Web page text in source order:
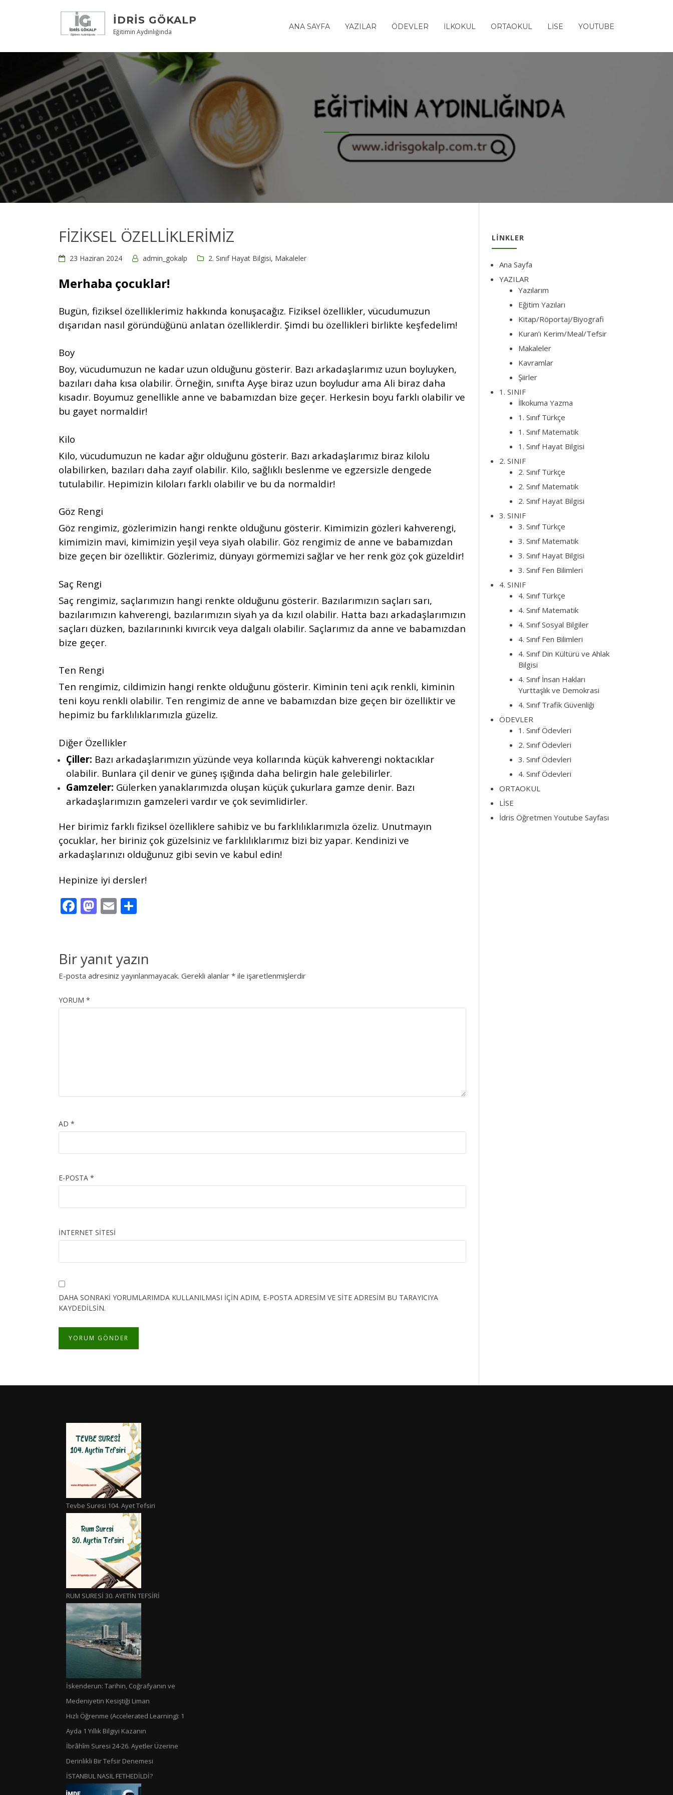
İDRIS GÖKALP
Eğitimin Aydınlığında
ANA SAYFA YAZILAR ÖDEVLER İLKOKUL ORTAOKUL LİSE YOUTUBE
FİZİKSEL ÖZELLİKLERİMİZ
23 Haziran 2024 admin_gokalp 2. Sınıf Hayat Bilgisi, Makaleler
Merhaba çocuklar!
Bugün, fiziksel özelliklerimiz hakkında konuşacağız. Fiziksel özellikler, vücudumuzun
dışarıdan nasıl göründüğünü anlatan özelliklerdir. Şimdi bu özellikleri birlikte keşfedelim!
Boy
Boy, vücudumuzun ne kadar uzun olduğunu gösterir. Bazı arkadaşlarımız uzun boyluyken,
bazıları daha kısa olabilir. Örneğin, sınıfta Ayşe biraz uzun boyludur ama Ali biraz daha
kısadır. Boyumuz genellikle anne ve babamızdan bize geçer. Herkesin boyu farklı olabilir ve
bu gayet normaldir!
Kilo
Kilo, vücudumuzun ne kadar ağır olduğunu gösterir. Bazı arkadaşlarımız biraz kilolu
olabilirken, bazıları daha zayıf olabilir. Kilo, sağlıklı beslenme ve egzersizle dengede
tutulabilir. Hepimizin kiloları farklı olabilir ve bu da normaldir!
Göz Rengi
Göz rengimiz, gözlerimizin hangi renkte olduğunu gösterir. Kimimizin gözleri kahverengi,
kimimizin mavi, kimimizin yeşil veya siyah olabilir. Göz rengimiz de anne ve babamızdan
bize geçen bir özelliktir. Gözlerimiz, dünyayı görmemizi sağlar ve her renk göz çok güzeldir!
Saç Rengi
Saç rengimiz, saçlarımızın hangi renkte olduğunu gösterir. Bazılarımızın saçları sarı,
bazılarımızın kahverengi, bazılarımızın siyah ya da kızıl olabilir. Hatta bazı arkadaşlarımızın
saçları düzken, bazılarınınki kıvırcık veya dalgalı olabilir. Saçlarımız da anne ve babamızdan
bize geçer.
Ten Rengi
Ten rengimiz, cildimizin hangi renkte olduğunu gösterir. Kiminin teni açık renkli, kiminin
teni koyu renkli olabilir. Ten rengimiz de anne ve babamızdan bize geçen bir özelliktir ve
hepimiz bu farklılıklarımızla güzeliz.
Diğer Özellikler
Çiller: Bazı arkadaşlarımızın yüzünde veya kollarında küçük kahverengi noktacıklar
olabilir. Bunlara çil denir ve güneş ışığında daha belirgin hale gelebilirler.
Gamzeler: Gülerken yanaklarımızda oluşan küçük çukurlara gamze denir. Bazı
arkadaşlarımızın gamzeleri vardır ve çok sevimlidirler.
Her birimiz farklı fiziksel özelliklere sahibiz ve bu farklılıklarımızla özeliz. Unutmayın
çocuklar, her biriniz çok güzelsiniz ve farklılıklarımız bizi biz yapar. Kendinizi ve
arkadaşlarınızı olduğunuz gibi sevin ve kabul edin!
Hepinize iyi dersler!
Facebook
Mastodon
Email
Bir yanıt yazın
E-posta adresiniz yayınlanmayacak. Gerekli alanlar * ile işaretlenmişlerdir
YORUM *
AD *
E-POSTA *
İNTERNET SITESI
DAHA SONRAKI YORUMLARIMDA KULLANILMASI IÇIN ADIM, E-POSTA ADRESIM VE SITE ADRESIM BU TARAYICIYA
KAYDEDILSIN.
LINKLER
Ana Sayfa
YAZILAR
Yazılarım
Eğitim Yazıları
Kitap/Röportaj/Biyografi
Kuran’ı Kerim/Meal/Tefsir
Makaleler
Kavramlar
Şiirler
1. SINIF
İlkokuma Yazma
1. Sınıf Türkçe
1. Sınıf Matematik
1. Sınıf Hayat Bilgisi
2. SINIF
2. Sınıf Türkçe
2. Sınıf Matematik
2. Sınıf Hayat Bilgisi
3. SINIF
3. Sınıf Türkçe
3. Sınıf Matematik
3. Sınıf Hayat Bilgisi
3. Sınıf Fen Bilimleri
4. SINIF
4. Sınıf Türkçe
4. Sınıf Matematik
4. Sınıf Sosyal Bilgiler
4. Sınıf Fen Bilimleri
4. Sınıf Din Kültürü ve Ahlak
Bilgisi
4. Sınıf İnsan Hakları
Yurttaşlık ve Demokrasi
4. Sınıf Trafik Güvenliği
ÖDEVLER
1. Sınıf Ödevleri
2. Sınıf Ödevleri
3. Sınıf Ödevleri
4. Sınıf Ödevleri
ORTAOKUL
LİSE
İdris Öğretmen Youtube Sayfası
Tevbe Suresi 104. Ayet Tefsiri
RUM SURESİ 30. AYETİN TEFSİRİ
İskenderun: Tarihin, Coğrafyanın ve
Medeniyetin Kesiştiği Liman
Hızlı Öğrenme (Accelerated Learning): 1
Ayda 1 Yıllık Bilgiyi Kazanın
İbrâhîm Suresi 24-26. Ayetler Üzerine
Derinlikli Bir Tefsir Denemesi
İSTANBUL NASIL FETHEDİLDİ?